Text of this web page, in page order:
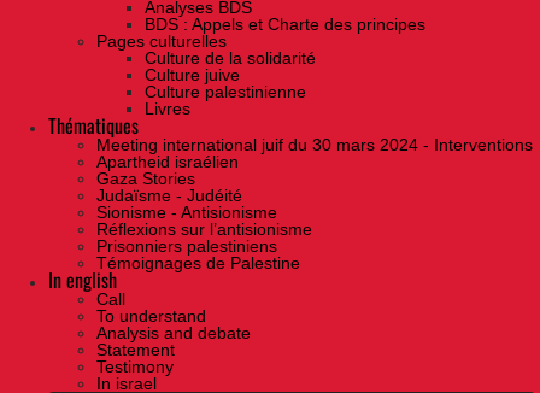
Analyses BDS
BDS : Appels et Charte des principes
Pages culturelles
Culture de la solidarité
Culture juive
Culture palestinienne
Livres
Thématiques
Meeting international juif du 30 mars 2024 - Interventions
Apartheid israélien
Gaza Stories
Judaïsme - Judéité
Sionisme - Antisionisme
Réflexions sur l’antisionisme
Prisonniers palestiniens
Témoignages de Palestine
In english
Call
To understand
Analysis and debate
Statement
Testimony
In israel